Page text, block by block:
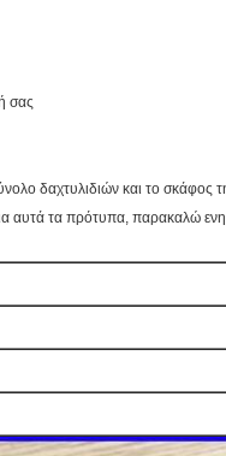
σας
δαχτυλιδιών και το σκάφος
αυτά τα πρότυπα, παρακαλώ